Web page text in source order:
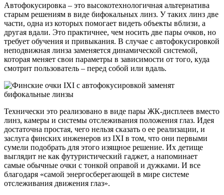
Автофокусировка – это высокотехнологичная альтернатива
старым решениям в виде бифокальных линз. У таких линз две
части, одна из которых помогает видеть объекты вблизи, а
другая вдали. Это практичнее, чем носить две пары очков, но
требует обучения и привыкания. В случае с автофокусировкой
неподвижная линза заменяется динамической системой,
которая меняет свои параметры в зависимости от того, куда
смотрит пользователь – перед собой или вдаль.
Технически это реализовано в виде пары ЖК-дисплеев вместо
линз, камеры и системы отслеживания положения глаз. Идея
достаточна простая, чего нельзя сказать о ее реализации, и
заслуга финских инженеров из IXI в том, что они первыми
сумели подобрать для этого изящное решение. Их детище
выглядит не как футуристический гаджет, а напоминает
самые обычные очки с тонкой оправой и дужками. И все
благодаря «самой энергосберегающей в мире системе
отслеживания движения глаз».